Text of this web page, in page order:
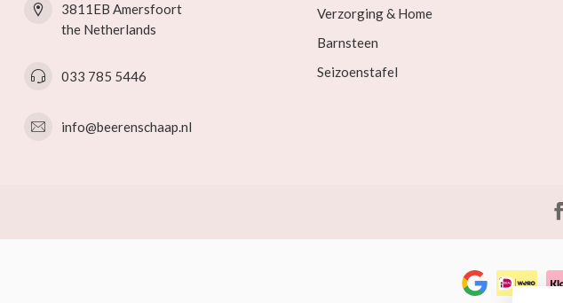
3811EB Amersfoort
the Netherlands
033 785 5446
info@beerenschaap.nl
Verzorging & Home
Barnsteen
Seizoenstafel